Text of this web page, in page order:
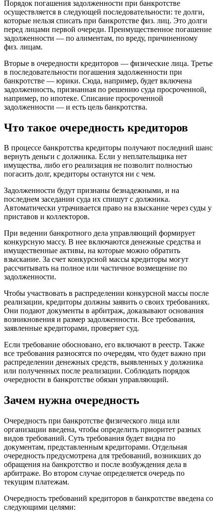
Порядок погашения задолженности при банкротстве
осуществляется в следующей последовательности: те долги,
которые нельзя списать при банкротстве физ. лиц. Это долги
перед лицами первой очереди. Преимущественное погашение
задолженности — по алиментам, по вреду, причиненному
физ. лицам.
Вторые в очередности кредиторов — физические лица. Третье
в последовательности погашения задолженности при
банкротстве — юрики. Сюда, например, будет включена
задолженность, признанная по решению суда просроченной,
например, по ипотеке. Списание просроченной
задолженности — и есть цель банкротства.
Что такое очередность кредиторов
В процессе банкротства кредиторы получают последний шанс
вернуть деньги с должника. Если у неплательщика нет
имущества, либо его реализация не позволит полностью
погасить долг, кредиторы останутся ни с чем.
Задолженности будут признаны безнадежными, и на
последнем заседании суда их спишут с должника.
Автоматически утрачивается право на взыскание через суды у
приставов и коллекторов.
При ведении банкротного дела управляющий формирует
конкурсную массу. В нее включаются денежные средства и
имущественные активы, на которые можно обратить
взыскание. За счет конкурсной массы кредиторы могут
рассчитывать на полное или частичное возмещение по
задолженности.
Чтобы участвовать в распределении конкурсной массы после
реализации, кредиторы должны заявить о своих требованиях.
Они подают документы в арбитраж, доказывают основания
возникновения и размер задолженности. Все требования,
заявленные кредиторами, проверяет суд.
Если требование обосновано, его включают в реестр. Также
все требования разносятся по очередям, что будет важно при
распределении денежных средств, выявленных у должника
или полученных после реализации. Соблюдать порядок
очередности в банкротстве обязан управляющий.
Зачем нужна очередность
Очередность при банкротстве физического лица или
организации введена, чтобы определить приоритет разных
видов требований. Суть требования будет видна по
документам, представленным кредиторами. Отдельная
очередность предусмотрена для требований, возникших до
обращения на банкротство и после возбуждения дела в
арбитраже. Во втором случае определяется очередь по
текущим платежам.
Очередность требований кредиторов в банкротстве введена со
следующими целями: